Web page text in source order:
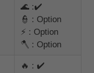
🌊 :✔️
👮 : Option
⚡ : Option
🪓 : Option
🔥 : ✔️